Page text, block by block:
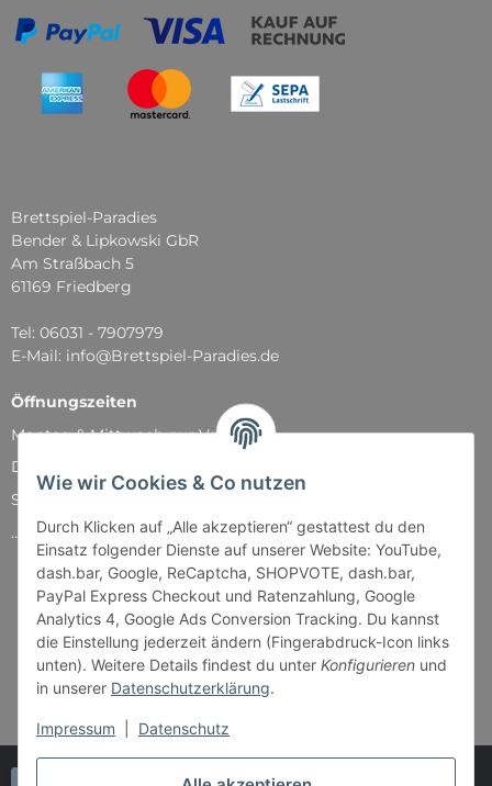
Wie wir Cookies & Co nutzen
Durch Klicken auf „Alle akzeptieren“ gestattest du den
Einsatz folgender Dienste auf unserer Website: YouTube,
dash.bar, Google, ReCaptcha, SHOPVOTE, dash.bar,
PayPal Express Checkout und Ratenzahlung, Google
Analytics 4, Google Ads Conversion Tracking. Du kannst
die Einstellung jederzeit ändern (Fingerabdruck-Icon links
unten). Weitere Details findest du unter Konfigurieren und
in unserer Datenschutzerklärung.
Impressum Datenschutz
Brettspiel-Paradies
Bender & Lipkowski GbR
Am Straßbach 5
61169 Friedberg
Tel: 06031 - 7907979
E-Mail: info@Brettspiel-Paradies.de
Öffnungszeiten
Montag & Mittwoch nur Versand
Dienstag, Donnerstag und Freitag: 11:00 - 18:30 Uhr
Samstag: 11:00 - 14:00 Uhr
...und natürlich während unserer Events